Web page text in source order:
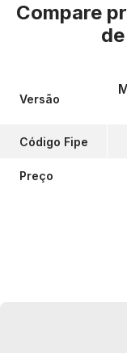
Compare
de
Versão
Código Fipe
Preço